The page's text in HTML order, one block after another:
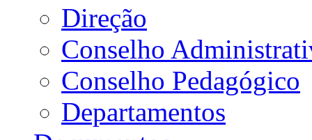
Direção
Conselho
Conselho Pedagógico
Departamentos